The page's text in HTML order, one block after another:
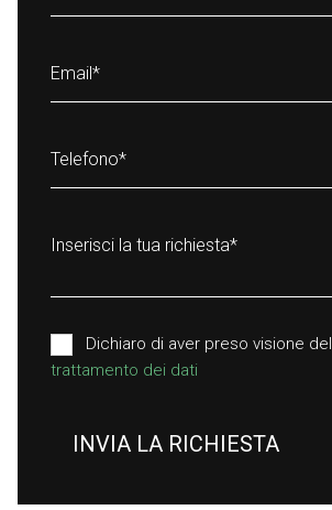
Email*
Telefono*
Inserisci la tua richiesta*
Dichiaro di aver preso visione del
trattamento dei dati
INVIA LA RICHIESTA